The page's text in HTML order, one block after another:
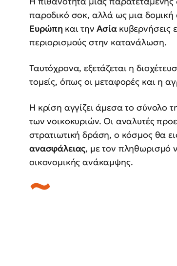
παροδικό σοκ, αλλά ως μια
Ευρώπη και την Ασία κυβερνήσεις
περιορισμούς στην κατανάλωση.
Ταυτόχρονα, εξετάζεται η
τομείς, όπως οι μεταφορές και η
Η κρίση αγγίζει άμεσα το σύνολο
των νοικοκυριών. Οι αναλυτές
στρατιωτική δράση, ο κόσμος θα
ανασφάλειας, με τον πληθωρισμό
οικονομικής ανάκαμψης.